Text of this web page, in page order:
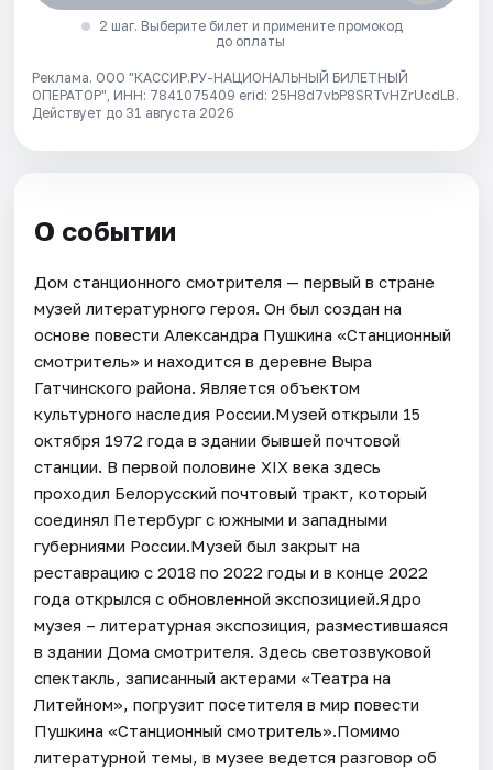
2 шаг. Выберите билет и примените промокод
до оплаты
Реклама. ООО "КАССИР.РУ-НАЦИОНАЛЬНЫЙ БИЛЕТНЫЙ
ОПЕРАТОР", ИНН: 7841075409 erid: 25H8d7vbP8SRTvHZrUcdLB.
Действует до 31 августа 2026
О событии
Дом станционного смотрителя — первый в стране
музей литературного героя. Он был создан на
основе повести Александра Пушкина «Станционный
смотритель» и находится в деревне Выра
Гатчинского района. Является объектом
культурного наследия России.Музей открыли 15
октября 1972 года в здании бывшей почтовой
станции. В первой половине XIX века здесь
проходил Белорусский почтовый тракт, который
соединял Петербург с южными и западными
губерниями России.Музей был закрыт на
реставрацию с 2018 по 2022 годы и в конце 2022
года открылся с обновленной экспозицией.Ядро
музея – литературная экспозиция, разместившаяся
в здании Дома смотрителя. Здесь светозвуковой
спектакль, записанный актерами «Театра на
Литейном», погрузит посетителя в мир повести
Пушкина «Станционный смотритель».Помимо
литературной темы, в музее ведется разговор об